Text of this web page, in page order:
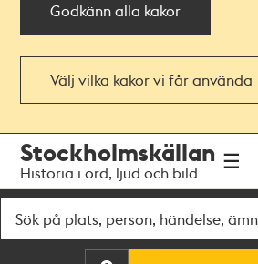
Godkänn alla kakor
Välj vilka kakor vi får använda
navigationen
huvudinnehållet
Stockholmskällan
Historia i ord, ljud och bild